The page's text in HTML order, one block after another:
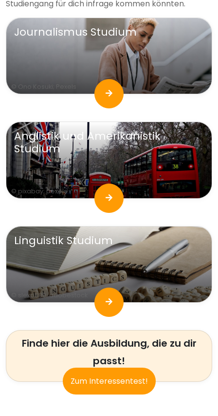
Studiengang für dich infrage kommen könnten.
© Ono Kosuki; Pexels
Journalismus Studium
© pixabay; pexels
Anglistik und Amerikanistik
Studium
© slexp880: adobestock
Linguistik Studium
Finde hier die Ausbildung, die zu dir
passt!
Zum Interessentest!